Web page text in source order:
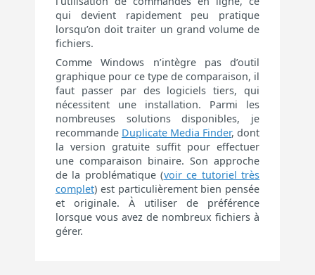
qui devient rapidement peu pratique
lorsqu’on doit traiter un grand volume de
fichiers.
Comme Windows n’intègre pas d’outil
graphique pour ce type de comparaison, il
faut passer par des logiciels tiers, qui
nécessitent une installation. Parmi les
nombreuses solutions disponibles, je
recommande Duplicate Media Finder, dont
la version gratuite suffit pour effectuer
une comparaison binaire. Son approche
de la problématique (voir ce tutoriel très
complet) est particulièrement bien pensée
et originale. À utiliser de préférence
lorsque vous avez de nombreux fichiers à
gérer.